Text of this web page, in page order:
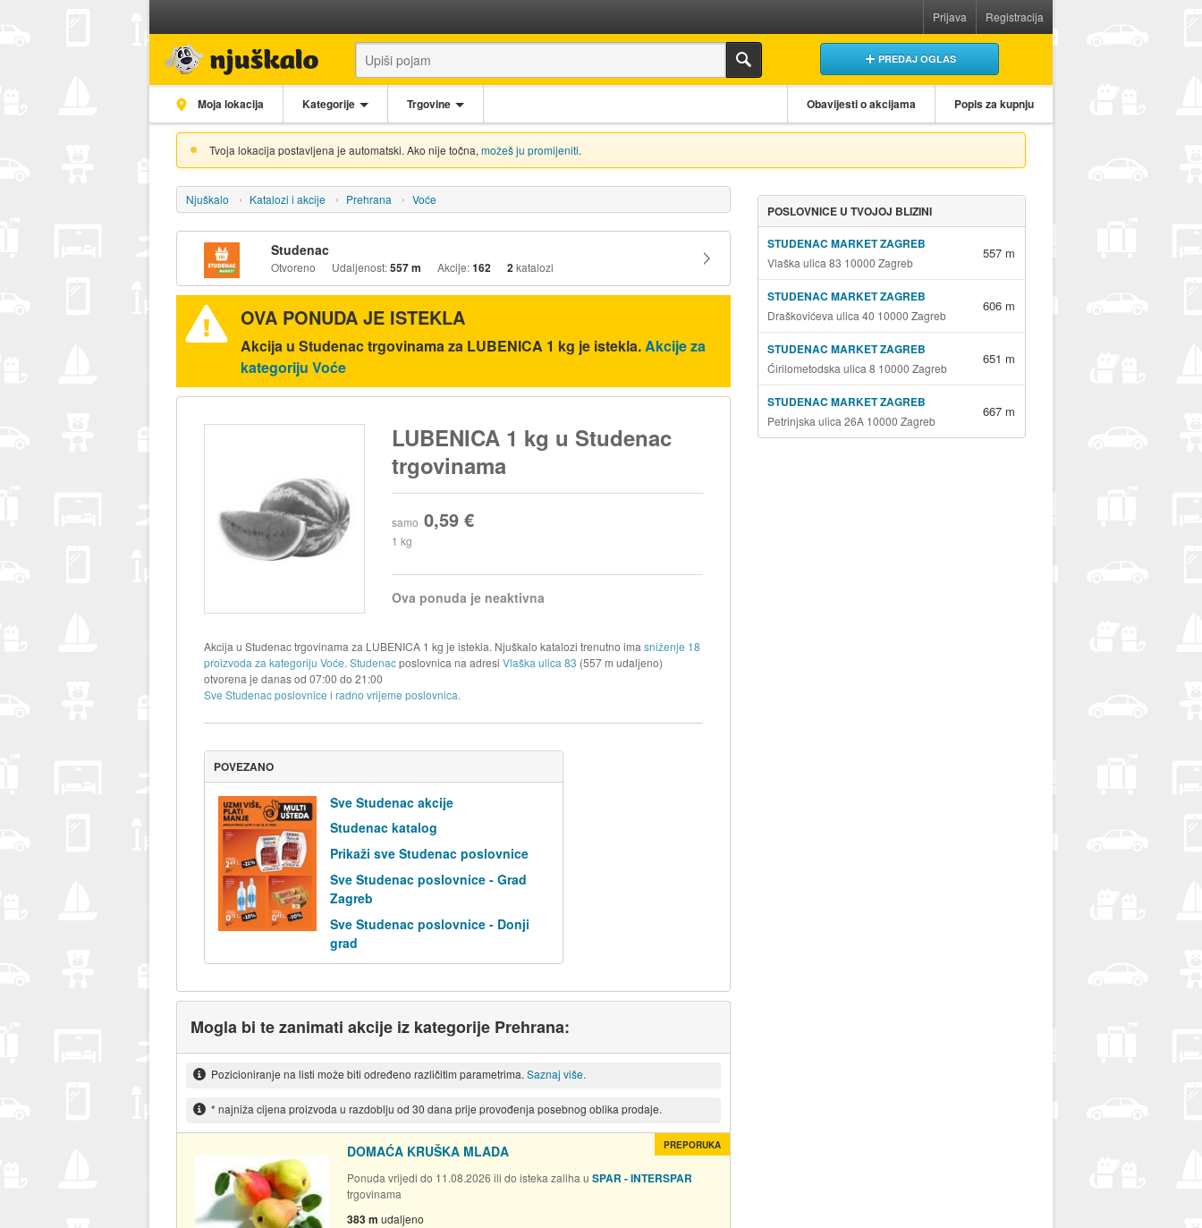
Prijava Registracija
PREDAJ OGLAS
Moja lokacija Kategorije Trgovine Obavijesti o akcijama Popis za kupnju
Tvoja lokacija postavljena je automatski. Ako nije točna, možeš ju promijeniti.
Njuškalo Katalozi i akcije Prehrana Voće
Studenac
Otvoreno Udaljenost:557 m Akcije:162 2katalozi
OVA PONUDA JE ISTEKLA
Akcija u Studenac trgovinama za LUBENICA 1 kg je istekla.Akcije za
kategoriju Voće
LUBENICA 1 kg u Studenac
trgovinama
samo 0,59 €
1 kg
Ova ponuda je neaktivna
Akcija u Studenac trgovinama za LUBENICA 1 kg je istekla. Njuškalo katalozi trenutno ima sniženje 18
proizvoda za kategoriju Voće. Studenacposlovnica na adresi Vlaška ulica 83 (557 m udaljeno)
otvorena je danas od 07:00 do 21:00
Sve Studenac poslovnice i radno vrijeme poslovnica.
POVEZANO
Sve Studenac akcije
Studenac katalog
Prikaži sve Studenac poslovnice
Sve Studenac poslovnice - Grad
Zagreb
Sve Studenac poslovnice - Donji
grad
Mogla bi te zanimati akcije iz kategorije Prehrana:
Pozicioniranje na listi može biti određeno različitim parametrima. Saznaj više.
* najniža cijena proizvoda u razdoblju od 30 dana prije provođenja posebnog oblika prodaje.
DOMAĆA KRUŠKA MLADA
Ponuda vrijedi do 11.08.2026 ili do isteka zaliha u SPAR - INTERSPAR
trgovinama
383 m udaljeno
PREPORUKA
POSLOVNICE U TVOJOJ BLIZINI
STUDENAC MARKET ZAGREB
Vlaška ulica 83 10000 Zagreb
557 m
STUDENAC MARKET ZAGREB
Draškovićeva ulica 40 10000 Zagreb
606 m
STUDENAC MARKET ZAGREB
Ćirilometodska ulica 8 10000 Zagreb
651 m
STUDENAC MARKET ZAGREB
Petrinjska ulica 26A 10000 Zagreb
667 m